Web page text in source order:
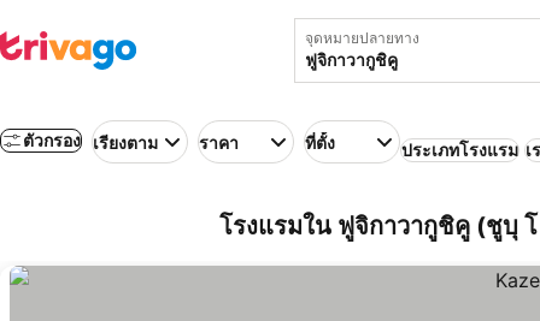
จุดหมายปลายทาง
ตัวกรอง เรียงตาม ราคา ที่ตั้ง ประเภทโรงแรม เ
โรงแรมใน ฟูจิกาวากูชิคู (ชูบุ